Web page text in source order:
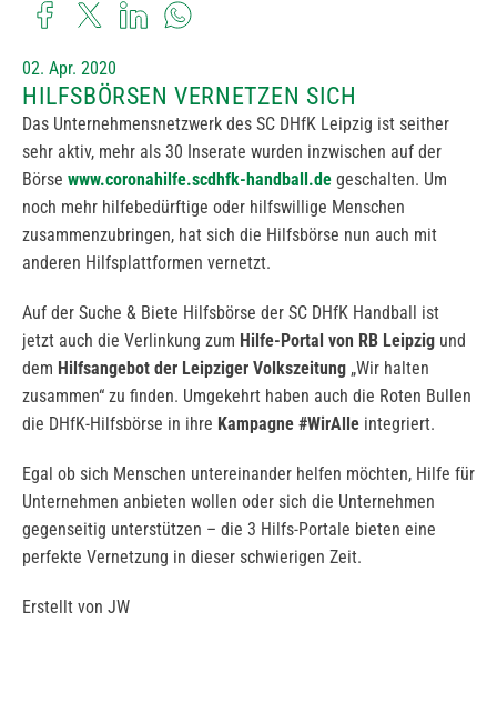
02. Apr. 2020
HILFSBÖRSEN VERNETZEN SICH
Das Unternehmensnetzwerk des SC DHfK Leipzig ist seither
sehr aktiv, mehr als 30 Inserate wurden inzwischen auf der
Börse www.coronahilfe.scdhfk-handball.de geschalten. Um
noch mehr hilfebedürftige oder hilfswillige Menschen
zusammenzubringen, hat sich die Hilfsbörse nun auch mit
anderen Hilfsplattformen vernetzt.
Auf der Suche & Biete Hilfsbörse der SC DHfK Handball ist
jetzt auch die Verlinkung zum Hilfe-Portal von RB Leipzig und
dem Hilfsangebot der Leipziger Volkszeitung „Wir halten
zusammen“ zu finden. Umgekehrt haben auch die Roten Bullen
die DHfK-Hilfsbörse in ihre Kampagne #WirAlle integriert.
Egal ob sich Menschen untereinander helfen möchten, Hilfe für
Unternehmen anbieten wollen oder sich die Unternehmen
gegenseitig unterstützen – die 3 Hilfs-Portale bieten eine
perfekte Vernetzung in dieser schwierigen Zeit.
Erstellt von JW